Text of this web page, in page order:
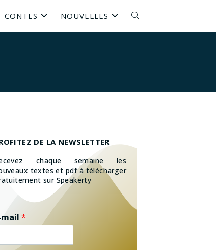
CONTES NOUVELLES
DE LA NEWSLETTER
chaque semaine les
textes et pdf à télécharger
sur Speakerty
mail *